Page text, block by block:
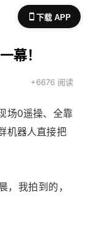
下载 APP
幕！
+6676 阅读
场0遥操、全靠
机器人直接把
，我拍到的，